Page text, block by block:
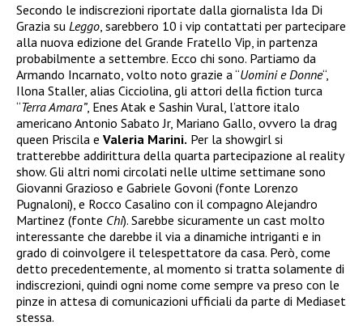
Secondo le indiscrezioni riportate dalla giornalista Ida Di
Grazia su Leggo , sarebbero 10 i vip contattati per partecipare
alla nuova edizione del Grande Fratello Vip, in partenza
probabilmente a settembre. Ecco chi sono. Partiamo da
Armando Incarnato, volto noto grazie a “Uomini e Donne“,
Ilona Staller, alias Cicciolina, gli attori della fiction turca
“Terra Amara”, Enes Atak e Sashin Vural, l’attore italo
americano Antonio Sabato Jr, Mariano Gallo, ovvero la drag
queen Priscila e Valeria Marini. Per la showgirl si
tratterebbe addirittura della quarta partecipazione al reality
show. Gli altri nomi circolati nelle ultime settimane sono
Giovanni Grazioso e Gabriele Govoni (fonte Lorenzo
Pugnaloni), e Rocco Casalino con il compagno Alejandro
Martinez (fonte Chi). Sarebbe sicuramente un cast molto
interessante che darebbe il via a dinamiche intriganti e in
grado di coinvolgere il telespettatore da casa. Però, come
detto precedentemente, al momento si tratta solamente di
indiscrezioni, quindi ogni nome come sempre va preso con le
pinze in attesa di comunicazioni ufficiali da parte di Mediaset
stessa.